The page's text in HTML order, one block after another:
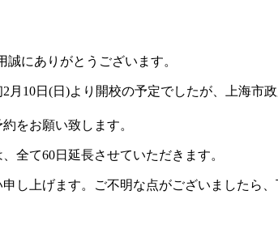
にありがとうございます。
月10日(日)より開校の予定でしたが、上海
をお願い致します。
全て60日延長させていただきます。
し上げます。ご不明な点がございましたら